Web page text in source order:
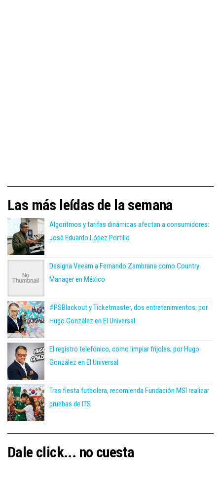
Las más leídas de la semana
Algoritmos y tarifas dinámicas afectan a consumidores:
José Eduardo López Portillo
Designa Veeam a Fernando Zambrana como Country
Manager en México
#PSBlackout y Ticketmaster, dos entretenimientos; por
Hugo González en El Universal
El registro telefónico, como limpiar frijoles; por Hugo
González en El Universal
Tras fiesta futbolera, recomienda Fundación MSI realizar
pruebas de ITS
Dale click... no cuesta